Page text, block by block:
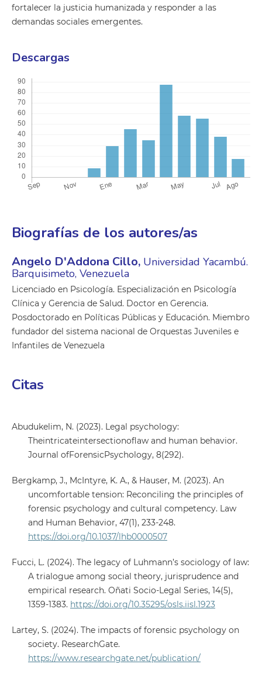
fortalecer la justicia humanizada y responder a las
demandas sociales emergentes.
Descargas
Biografías de los autores/as
Angelo D'Addona Cillo, Universidad Yacambú.
Barquisimeto, Venezuela
Licenciado en Psicología. Especialización en Psicología
Clínica y Gerencia de Salud. Doctor en Gerencia.
Posdoctorado en Políticas Públicas y Educación. Miembro
fundador del sistema nacional de Orquestas Juveniles e
Infantiles de Venezuela
Citas
Abudukelim, N. (2023). Legal psychology:
Theintricateintersectionoflaw and human behavior.
Journal ofForensicPsychology, 8(292).
Bergkamp, J., McIntyre, K. A., & Hauser, M. (2023). An
uncomfortable tension: Reconciling the principles of
forensic psychology and cultural competency. Law
and Human Behavior, 47(1), 233-248.
https://doi.org/10.1037/lhb0000507
Fucci, L. (2024). The legacy of Luhmann’s sociology of law:
A trialogue among social theory, jurisprudence and
empirical research. Oñati Socio-Legal Series, 14(5),
1359-1383. https://doi.org/10.35295/osls.iisl.1923
Lartey, S. (2024). The impacts of forensic psychology on
society. ResearchGate.
https://www.researchgate.net/publication/